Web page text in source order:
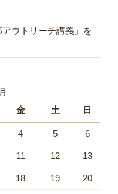
ウトリーチ講義」を
金 土 日
4 5 6
11 12 13
18 19 20